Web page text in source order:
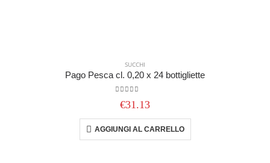
SUCCHI
Pago Pesca cl. 0,20 x 24 bottigliette
€31.13
AGGIUNGI AL CARRELLO